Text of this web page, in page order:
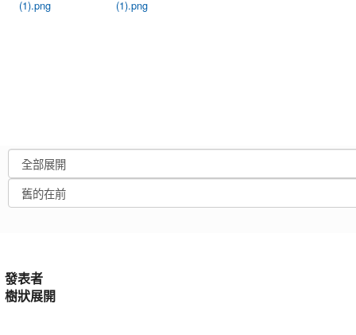
(1).png
(1).png
發表者
樹狀展開